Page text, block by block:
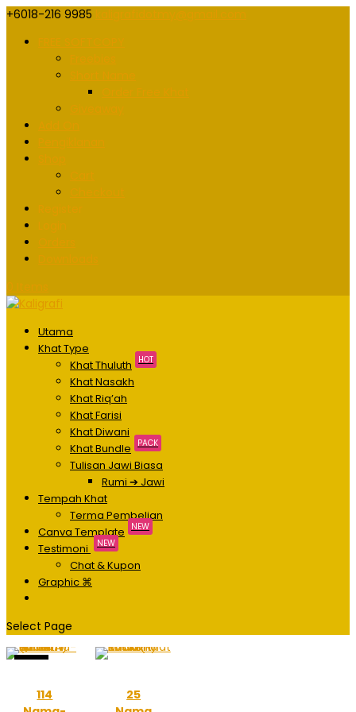
+6018-216 9985
Utama
Khat Type
Khat Thuluth HOT
Khat Nasakh
Khat Riq’ah
Khat Farisi
Khat Diwani
Khat Bundle PACK
Tulisan Jawi Biasa
Rumi ➔ Jawi
Tempah Khat
Terma Pembelian
Canva Template NEW
Testimoni NEW
Chat & Kupon
Graphic ⌘
Select Page
114
25